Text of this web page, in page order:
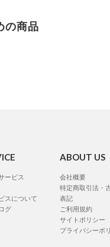
の商品
ービス
スについて
グ
ABOUT US
会社概要
特定商取引法・
表記
ご利用規約
サイトポリシー
プライバシーポ